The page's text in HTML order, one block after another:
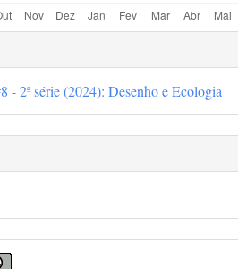
- 2ª série (2024): Desenho e Ecologia